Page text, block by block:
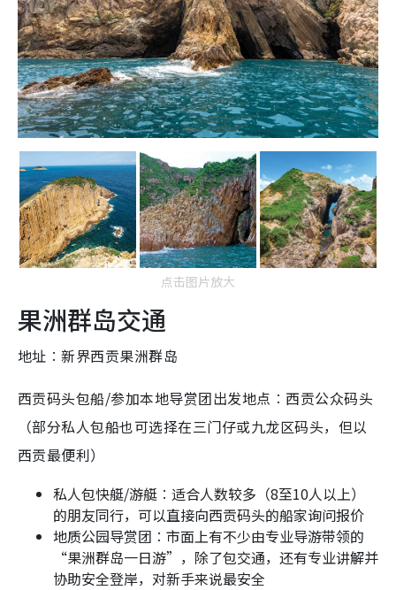
点击图片放大
果洲群岛交通
地址︰新界西贡果洲群岛
西贡码头包船/参加本地导赏团出发地点︰西贡公众码头
（部分私人包船也可选择在三门仔或九龙区码头，但以
西贡最便利）
私人包快艇/游艇︰适合人数较多（8至10人以上）
的朋友同行，可以直接向西贡码头的船家询问报价
地质公园导赏团︰市面上有不少由专业导游带领的
“果洲群岛一日游”，除了包交通，还有专业讲解并
协助安全登岸，对新手来说最安全